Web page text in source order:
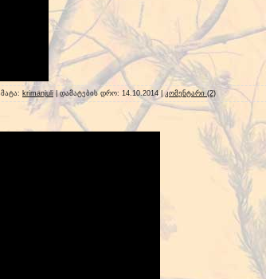
krimanjuli | დამატების დრო: 14.10.2014|კომენტარი (2)